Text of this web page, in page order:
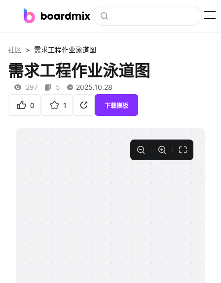
社区资源
下载
支持
帮助中心
知识分享社区
社区 > 需求工程作业泳道图
需求工程作业泳道图
297 5 2025.10.28
0 1 下载模板